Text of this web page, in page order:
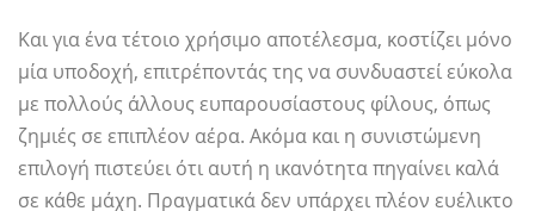
Και για ένα τέτοιο χρήσιμο αποτέλεσμα, κοστίζει μόνο
μία υποδοχή, επιτρέποντάς της να συνδυαστεί εύκολα
με πολλούς άλλους ευπαρουσίαστους φίλους, όπως
ζημιές σε επιπλέον αέρα. Ακόμα και η συνιστώμενη
επιλογή πιστεύει ότι αυτή η ικανότητα πηγαίνει καλά
σε κάθε μάχη. Πραγματικά δεν υπάρχει πλέον ευέλικτο